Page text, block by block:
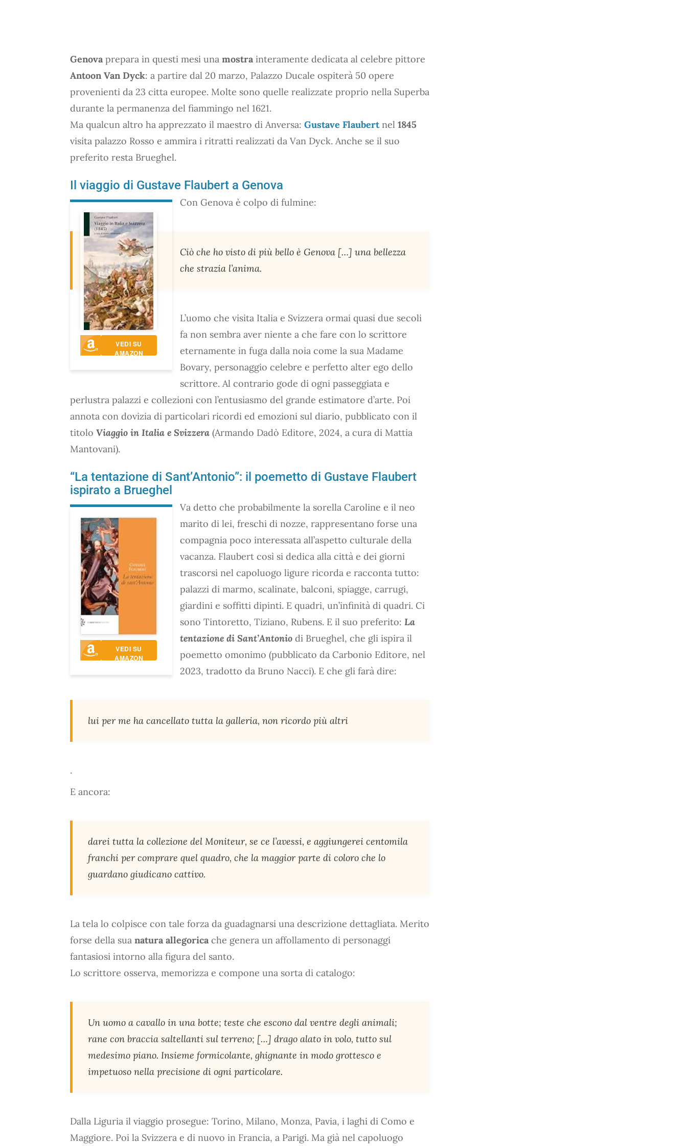
Genova prepara in questi mesi una mostra interamente dedicata al celebre pittore
Antoon Van Dyck: a partire dal 20 marzo, Palazzo Ducale ospiterà 50 opere
provenienti da 23 citta europee. Molte sono quelle realizzate proprio nella Superba
durante la permanenza del fiammingo nel 1621.
Ma qualcun altro ha apprezzato il maestro di Anversa: Gustave Flaubertnel 1845
visita palazzo Rosso e ammira i ritratti realizzati da Van Dyck. Anche se il suo
preferito resta Brueghel.
Il viaggio di Gustave Flaubert a Genova
VEDI SU
AMAZON
Con Genova è colpo di fulmine:
Ciò che ho visto di più bello è Genova […] una bellezza
che strazia l’anima.
L’uomo che visita Italia e Svizzera ormai quasi due secoli
fa non sembra aver niente a che fare con lo scrittore
eternamente in fuga dalla noia come la sua Madame
Bovary, personaggio celebre e perfetto alter ego dello
scrittore. Al contrario gode di ogni passeggiata e
perlustra palazzi e collezioni con l’entusiasmo del grande estimatore d’arte. Poi
annota con dovizia di particolari ricordi ed emozioni sul diario, pubblicato con il
titolo Viaggio in Italia e Svizzera (Armando Dadò Editore, 2024, a cura di Mattia
Mantovani).
“La tentazione di Sant’Antonio”: il poemetto di Gustave Flaubert
ispirato a Brueghel
VEDI SU
AMAZON
Va detto che probabilmente la sorella Caroline e il neo
marito di lei, freschi di nozze, rappresentano forse una
compagnia poco interessata all’aspetto culturale della
vacanza. Flaubert così si dedica alla città e dei giorni
trascorsi nel capoluogo ligure ricorda e racconta tutto:
palazzi di marmo, scalinate, balconi, spiagge, carrugi,
giardini e soffitti dipinti. E quadri, un’infinità di quadri. Ci
sono Tintoretto, Tiziano, Rubens. E il suo preferito: La
tentazione di Sant’Antonio di Brueghel, che gli ispira il
poemetto omonimo (pubblicato da Carbonio Editore, nel
2023, tradotto da Bruno Nacci). E che gli farà dire:
lui per me ha cancellato tutta la galleria, non ricordo più altri
.
E ancora:
darei tutta la collezione del Moniteur, se ce l’avessi, e aggiungerei centomila
franchi per comprare quel quadro, che la maggior parte di coloro che lo
guardano giudicano cattivo.
La tela lo colpisce con tale forza da guadagnarsi una descrizione dettagliata. Merito
forse della sua natura allegorica che genera un affollamento di personaggi
fantasiosi intorno alla figura del santo.
Lo scrittore osserva, memorizza e compone una sorta di catalogo:
Un uomo a cavallo in una botte; teste che escono dal ventre degli animali;
rane con braccia saltellanti sul terreno; […] drago alato in volo, tutto sul
medesimo piano. Insieme formicolante, ghignante in modo grottesco e
impetuoso nella precisione di ogni particolare.
Dalla Liguria il viaggio prosegue: Torino, Milano, Monza, Pavia, i laghi di Como e
Maggiore. Poi la Svizzera e di nuovo in Francia, a Parigi. Ma già nel capoluogo